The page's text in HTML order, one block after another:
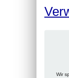
Wir